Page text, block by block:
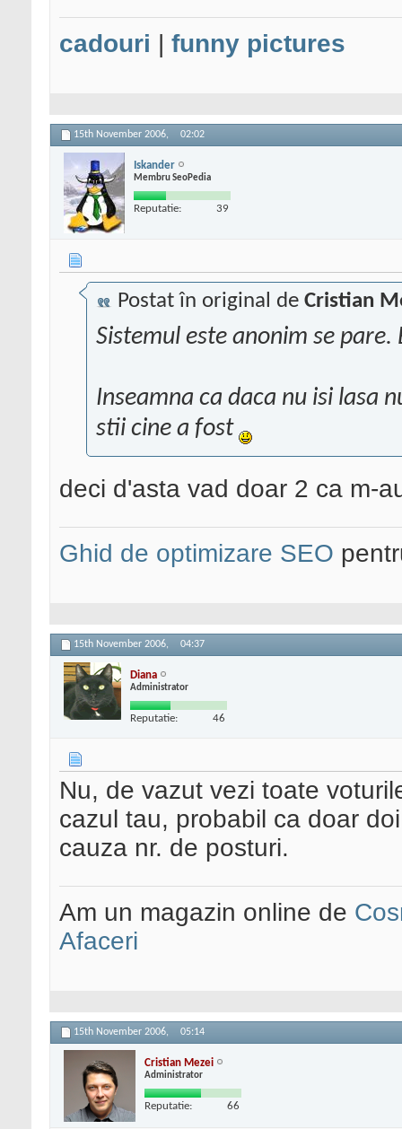
cadouri funny pictures
15th November 2006, 02:02
Iskander
Membru SeoPedia
Reputatie: 39
Postat în original de Cristian
Sistemul este anonim se
Inseamna ca daca nu isi lasa
stii cine a fost
deci d'asta vad doar 2 ca m-
Ghid de optimizare SEO
15th November 2006, 04:37
Diana
Administrator
Reputatie: 46
Nu, de vazut vezi toate
cazul tau, probabil ca doar
cauza nr. de posturi.
Am un magazin online de
Afaceri
15th November 2006, 05:14
Cristian Mezei
Administrator
Reputatie: 66